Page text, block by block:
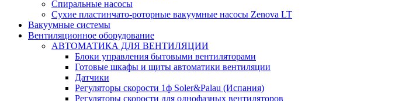
Спиральные насосы
Сухие пластинчато-роторные вакуумные насосы Zenova LT
Вакуумные системы
Вентиляционное оборудование
АВТОМАТИКА ДЛЯ ВЕНТИЛЯЦИИ
Блоки управления бытовыми вентиляторами
Готовые шкафы и щиты автоматики вентиляции
Датчики
Регуляторы скорости 1ф Soler&Palau (Испания)
Регуляторы скорости для однофазных вентиляторов